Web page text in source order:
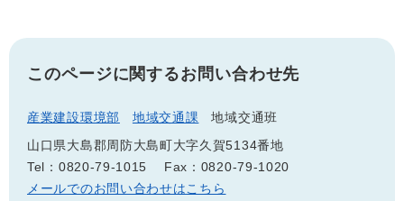
このページに関するお問い合わせ先
産業建設環境部 地域交通課
地域交通班
山口県大島郡周防大島町大字久賀5134番地
Tel：0820-79-1015
Fax：0820-79-1020
メールでのお問い合わせはこちら